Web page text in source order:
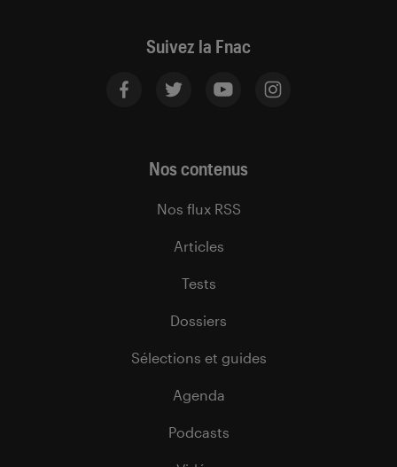
Suivez la Fnac
Nos contenus
Nos flux RSS
Articles
Tests
Dossiers
Sélections et guides
Agenda
Podcasts